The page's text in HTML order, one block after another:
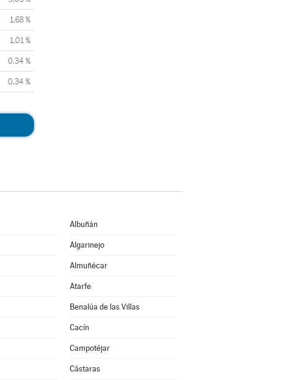
1,68 %
1,01 %
0,34 %
0,34 %
Albuñán
Algarinejo
Almuñécar
Atarfe
Benalúa de las Villas
Cacín
Campotéjar
Cástaras